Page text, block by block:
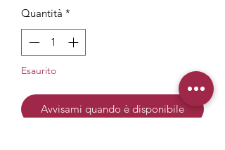
Quantità *
Esaurito
Avvisami quando è disponibile